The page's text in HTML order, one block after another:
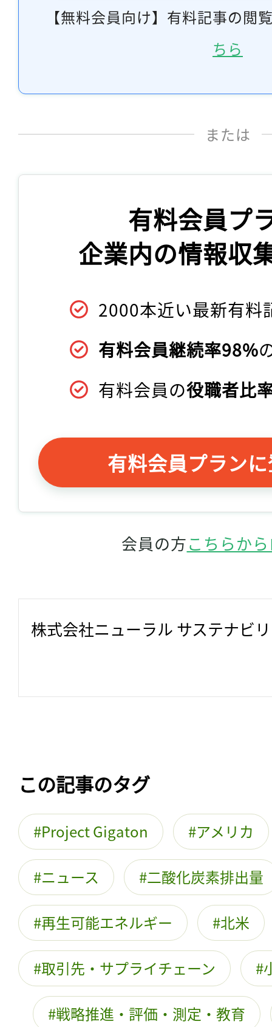
【無料会員向け】有料記事の閲
ちら
または
有料会員プ
企業内の情報収
2000本近い最新有料
有料会員継続率98%
有料会員の役職者比
有料会員プラン
会員の方こちらか
株式会社ニューラル サステナビ
この記事のタグ
Project Gigaton アメリカ
ニュース 二酸化炭素排出量
再生可能エネルギー 北米
取引先・サプライチェーン
戦略推進・評価・測定・教育